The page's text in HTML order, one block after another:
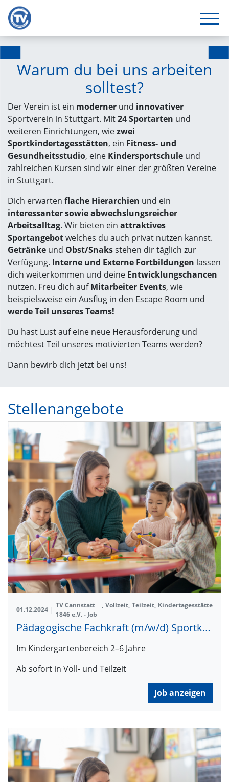
Warum du bei uns arbeiten
solltest?
Der Verein ist ein moderner und innovativer
Sportverein in Stuttgart. Mit24 Sportarten und
weiteren Einrichtungen, wiezwei
Sportkindertagesstätten, ein Fitness- und
Gesundheitsstudio, eine Kindersportschule und
zahlreichen Kursen sind wir einer der größten Vereine
in Stuttgart.
Dich erwarten flache Hierarchien und ein
interessanter sowie abwechslungsreicher
Arbeitsalltag. Wir bieten ein attraktives
Sportangebotwelches du auch privat nutzen kannst.
Getränke und Obst/Snaksstehen dir täglich zur
Verfügung. Interne und Externe Fortbildungen lassen
dich weiterkommen und deine Entwicklungschancen
nutzen. Freu dich aufMitarbeiter Events, wie
beispielsweise ein Ausflug in den Escape Room und
werde Teil unseres Teams!
Du hast Lust auf eine neue Herausforderung und
möchtest Teil unseres motivierten Teams werden?
Dann bewirb dich jetzt bei uns!
Stellenangebote
01.12.2024 |
TV Cannstatt
1846 e.V. - Job
, Vollzeit, Teilzeit, Kindertagesstätte
Pädagogische Fachkraft (m/w/d) Sportkita Freiberg
Im Kindergartenbereich 2–6 Jahre
Ab sofort in Voll- und Teilzeit
Job anzeigen